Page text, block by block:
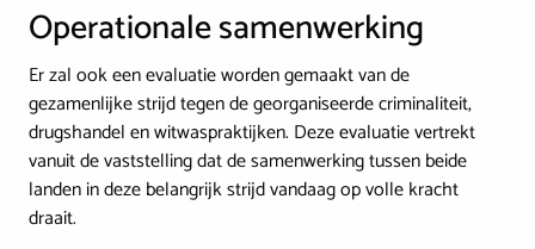
Operationale samenwerking
Er zal ook een evaluatie worden gemaakt van de
gezamenlijke strijd tegen de georganiseerde criminaliteit,
drugshandel en witwaspraktijken. Deze evaluatie vertrekt
vanuit de vaststelling dat de samenwerking tussen beide
landen in deze belangrijk strijd vandaag op volle kracht
draait.